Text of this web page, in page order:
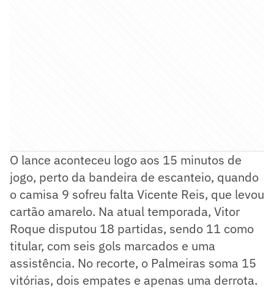
O lance aconteceu logo aos 15 minutos de
jogo, perto da bandeira de escanteio, quando
o camisa 9 sofreu falta Vicente Reis, que levou
cartão amarelo. Na atual temporada, Vitor
Roque disputou 18 partidas, sendo 11 como
titular, com seis gols marcados e uma
assistência. No recorte, o Palmeiras soma 15
vitórias, dois empates e apenas uma derrota.